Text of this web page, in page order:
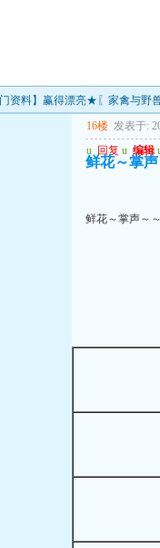
门资料】赢得漂亮★〖家禽与野
16楼 发表于:
u 回复 u 编辑
鲜花～掌
鲜花～掌声～